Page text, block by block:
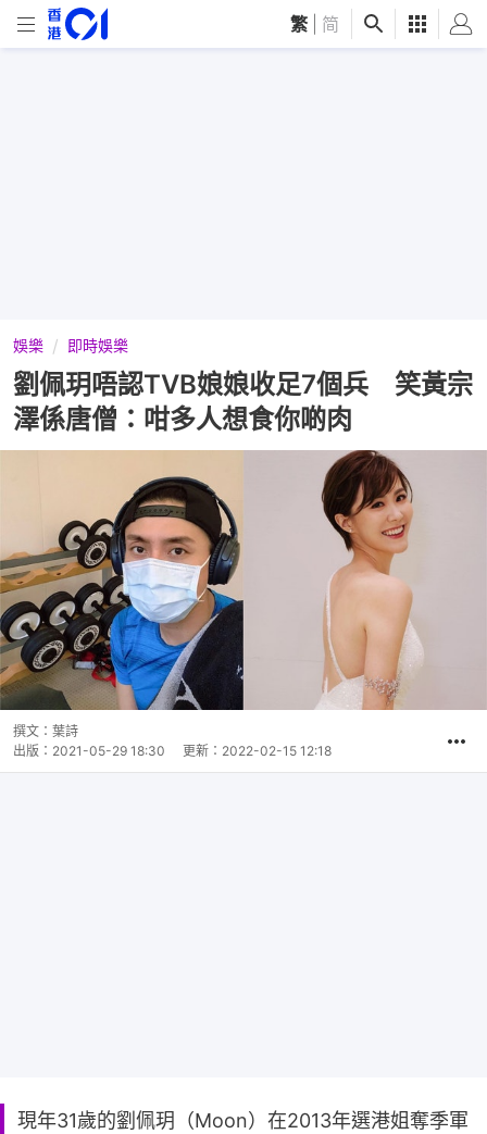
繁 简
娛樂 即時娛樂
劉佩玥唔認TVB娘娘收足7個兵 笑黃宗
澤係唐僧：咁多人想食你啲肉
撰文： 葉詩
出版： 2021-05-29 18:30 更新： 2022-02-15 12:18
現年31歲的劉佩玥（Moon）在2013年選港姐奪季軍